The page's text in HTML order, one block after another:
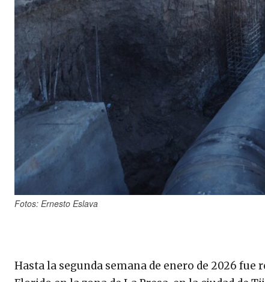
Fotos: Ernesto Eslava
Hasta la segunda semana de enero de 2026